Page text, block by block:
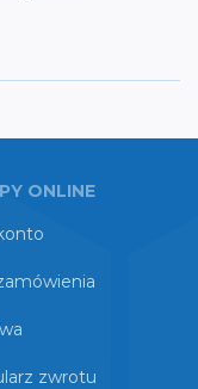
ONLINE
zwrotu